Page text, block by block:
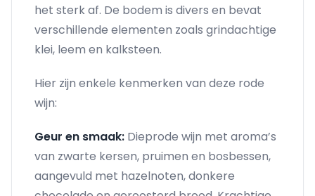
het sterk af. De bodem is divers en bevat
verschillende elementen zoals grindachtige
klei, leem en kalksteen.
Hier zijn enkele kenmerken van deze rode
wijn:
Geur en smaak: Dieprode wijn met aroma’s
van zwarte kersen, pruimen en bosbessen,
aangevuld met hazelnoten, donkere